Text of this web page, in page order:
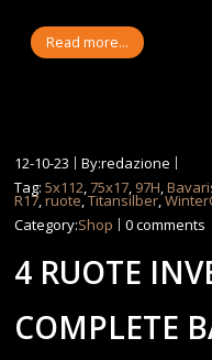
Read more...
12-10-23
By:redazione
Tag:5x112 ,75x17 97H ,
R17 ,ruote,Titansilber,
Category:Shop 0 comments
4 RUOTE
COMPLETE